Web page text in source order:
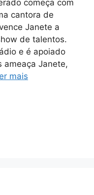
começa com
cantora de
Janete a
de talentos.
e é apoiado
ameaça Janete,
mais